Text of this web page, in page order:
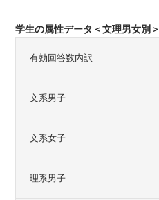
学生の属性データ＜文理男女別＞
有効回答数内訳
文系男子
文系女子
理系男子